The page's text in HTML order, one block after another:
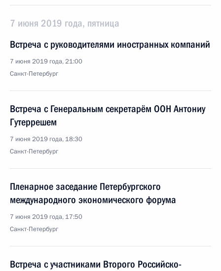
7 июня 2019 года, пятница
Встреча с руководителями иностранных компаний
7 июня 2019 года, 21:00
Санкт-Петербург
Встреча с Генеральным секретарём ООН Антониу
Гутеррешем
7 июня 2019 года, 18:30
Санкт-Петербург
Пленарное заседание Петербургского
международного экономического форума
7 июня 2019 года, 17:50
Санкт-Петербург
Встреча с участниками Второго Российско-